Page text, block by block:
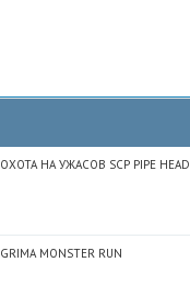
ОХОТА НА УЖАСОВ SCP PIPE HEAD
GRIMA MONSTER RUN